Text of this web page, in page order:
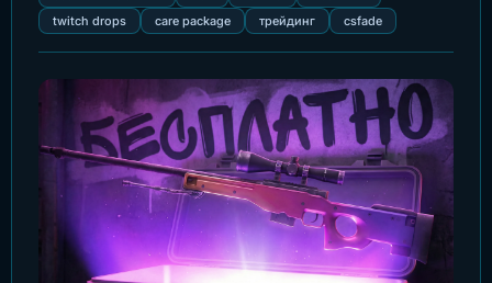
twitch drops
care package трейдинг csfade